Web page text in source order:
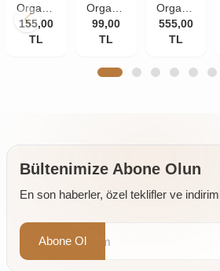
Organik
Bitkim
84
Öğütülmüş
gr
155,00
TL
Organik
Bitkim
Tane
(İri
99,00
TL
Organik
Bitkim
Akgünlük
(Günlük-
555,00
TL
Bültenimize Abone Olun
En son haberler, özel teklifler ve
Abone Ol